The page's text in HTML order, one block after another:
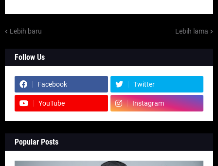
Lebih baru Lebih lama
Follow Us
Facebook Twitter
YouTube Instagram
Popular Posts